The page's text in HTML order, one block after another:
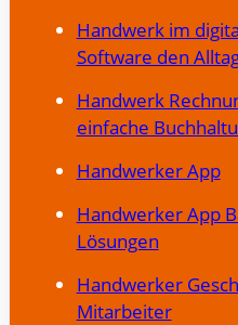
Handwerk im
Software den
Handwerk
einfache
Handwerker App
Handwerker App
Lösungen
Handwerker
Mitarbeiter